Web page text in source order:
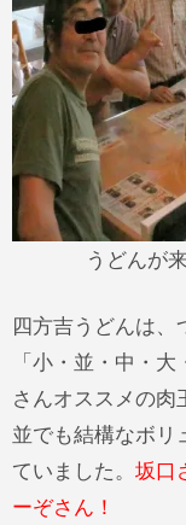
うどんが
四方吉うどんは、
「小・並・中・
さんオススメの肉
並でも結構なボリ
ていました。 坂口
ーぞさん！